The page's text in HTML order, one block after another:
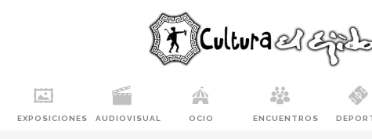
EXPOSICIONES AUDIOVISUAL OCIO ENCUENTROS